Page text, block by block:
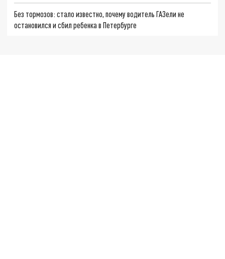
Без тормозов: стало известно, почему водитель ГАЗели не
остановился и сбил ребенка в Петербурге